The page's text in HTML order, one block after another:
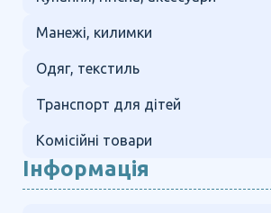
Манежі, килимки
Одяг, текстиль
Транспорт для дітей
Комісійні товари
Інформація